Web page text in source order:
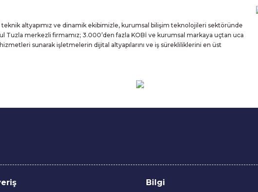
altyapımız ve dinamik ekibimizle, kurumsal bilişim teknolojileri sektöründe
Tuzla merkezli firmamız; 3.000’den fazla KOBİ ve kurumsal markaya uçtan uca
sunarak işletmelerin dijital altyapılarını ve iş sürekliliklerini en üst
Bilgi